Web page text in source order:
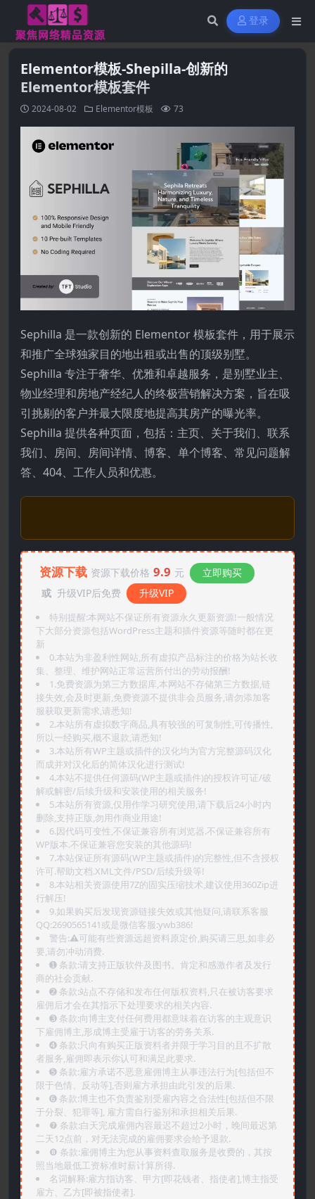
登录
Elementor模板-Shepilla-创新的
Elementor模板套件
2024-08-02 Elementor模板 73
Sephilla 是一款创新的 Elementor 模板套件，用于展示
和推广全球独家目的地出租或出售的顶级别墅。
Sephilla 专注于奢华、优雅和卓越服务，是别墅业主、
物业经理和房地产经纪人的终极营销解决方案，旨在吸
引挑剔的客户并最大限度地提高其房产的曝光率。
Sephilla 提供各种页面，包括：主页、关于我们、联系
我们、房间、房间详情、博客、单个博客、常见问题解
答、404、工作人员和优惠。
资源下载 资源下载价格 9.9 元
立即购买
或 升级VIP后免费 升级VIP
特别提醒:本网站不保证所有资源永久更新资源!一般情况
下大部分资源包括WordPress主题和插件资源等随时都在更
新
0.本站为非盈利性网站,所有虚拟产品标注的价格为站长收
集、整理、维护网站正常运营所付出的劳动报酬!
1.免费资源为第三方数据库,本网站不存储第三方数据,链
接失效,会及时更新,免费资源不提供非会员服务,请勿添加客
服获取更新需求,请悉知!
2.本站所有虚拟数字商品,具有较强的可复制性,可传播性,
所以一经购买,概不退款,请悉知!
3.本站所有WP主题或插件的汉化均为官方完整源码汉化
而成并对汉化后的简体汉化进行测试!
4.本站不提供任何源码(WP主题或插件)的授权许可证/破
解或解密/后续升级和安装使用的相关服务!
5.本站所有资源,仅用作学习研究使用,请下载后24小时内
删除,支持正版,勿用作商业用途!
6.因代码可变性,不保证兼容所有浏览器.不保证兼容所有
WP版本.不保证兼容您安装的其他源码!
7.本站保证所有源码(WP主题或插件)的完整性,但不含授权
许可.帮助文档.XML文件/PSD/后续升级等!
8.本站相关资源使用7Z的固实压缩技术,建议使用360Zip进
行解压!
9.如果购买后发现资源链接失效或其他疑问,请联系客服
QQ:2690565141或是微信客服:ywb386!
警告:⚠️可能有些资源远超资料原定价,购买请三思,如非必
要,请勿冲动消费.
➊️ 条款:请支持正版软件及图书。肯定和感激作者及发行
商的社会贡献.
➋️ 条款:站点不存储和发布任何版权资料,只在被访客要求
雇佣后才会在其指示下处理要求的相关内容.
➌️ 条款:向博主支付任何费用都意味着在访客的主观意识
下雇佣博主,形成博主受雇于访客的劳务关系.
➍️ 条款:只向有购买正版资料者并限于学习目的且不扩散
者服务,雇佣即表示你认可和满足此要求.
➎ 条款:雇方承诺不恶意雇佣博主从事违法行为[包括但不
限于色情、反动等],否则雇方承担由此引发的后果.
➏️ 条款:博主也不负责鉴别受雇内容之合法性[包括但不限
于分裂、犯罪等], 雇方需自行鉴别和承担相关后果.
❼ 条款:白天完成雇佣内容最迟不超过2小时，晚间最迟第
二天12点前，对无法完成的雇佣要求会给予退款.
❽ 条款:雇佣博主为您从事资料查取服务是收费的，其按
照当地最低工资标准时薪计算所得.
名词解释:雇方指访客、甲方[即花钱者、指使者],博主指受
雇方、乙方[即被指使者].